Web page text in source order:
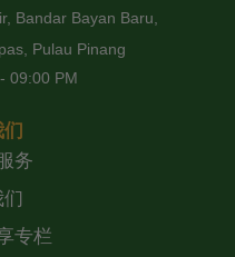
Bandar Bayan Baru,
Pulau Pinang
09:00 PM
务
专栏